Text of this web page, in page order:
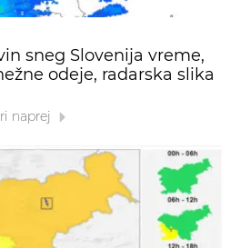
sneg Slovenija vreme,
odeje, radarska slika
naprej